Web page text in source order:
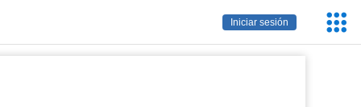
Iniciar sesión